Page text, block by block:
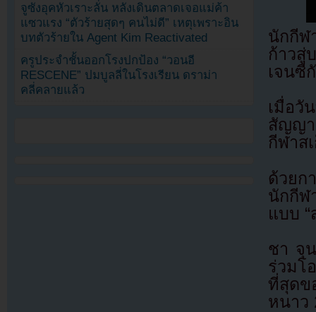
นักกีฬ
ก้าวสู่
เจนซี่
เมื่อวั
สัญญ
กีฬาส
ด้วยก
นักกีฬ
แบบ “
ชา จุ
ร่วมโ
ที่สุดข
หนาว
จูซังอุคหัวเราะลั่น หลังเดินตลาดเจอแม่ค้า
แซวแรง “ตัวร้ายสุดๆ คนไม่ดี” เหตุเพราะอิน
บทตัวร้ายใน Agent Kim Reactivated
ครูประจำชั้นออกโรงปกป้อง “วอนอี
RESCENE” ปมบูลลี่ในโรงเรียน ดราม่า
คลี่คลายแล้ว